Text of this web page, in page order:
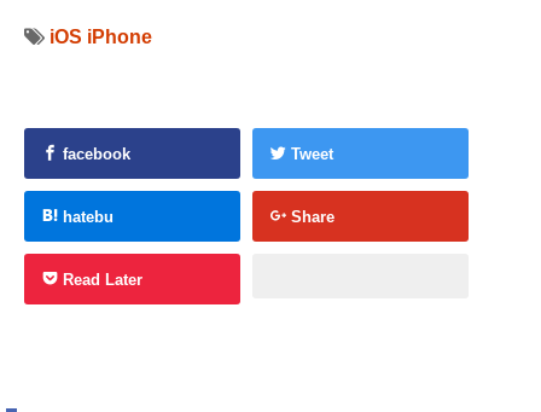
iOS iPhone
facebook Tweet
hatebu Share
Read Later